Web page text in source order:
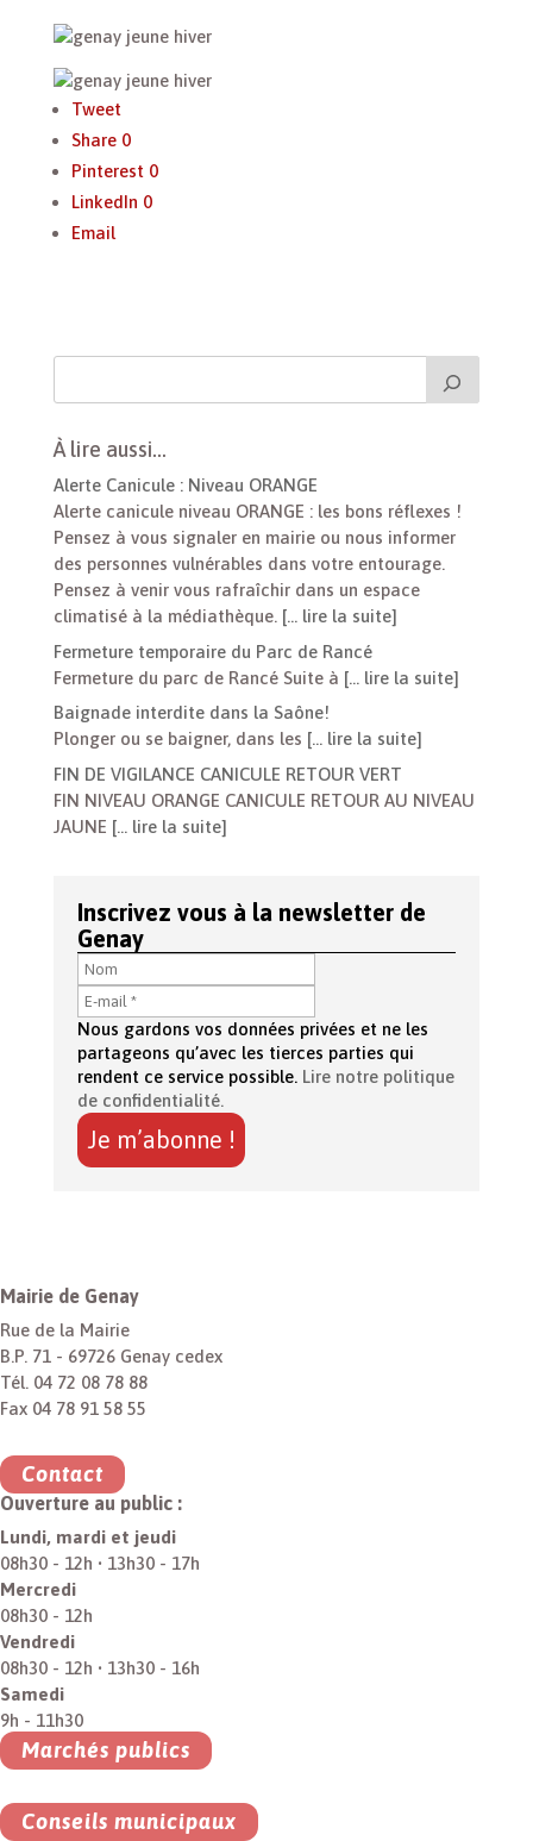
Tweet
Share 0
Pinterest 0
LinkedIn 0
Email
À lire aussi…
Alerte Canicule : Niveau ORANGE
Alerte canicule niveau ORANGE : les bons réflexes !
Pensez à vous signaler en mairie ou nous informer
des personnes vulnérables dans votre entourage.
Pensez à venir vous rafraîchir dans un espace
climatisé à la médiathèque. [… lire la suite]
Fermeture temporaire du Parc de Rancé
Fermeture du parc de Rancé Suite à [… lire la suite]
Baignade interdite dans la Saône!
Plonger ou se baigner, dans les [… lire la suite]
FIN DE VIGILANCE CANICULE RETOUR VERT
FIN NIVEAU ORANGE CANICULE RETOUR AU NIVEAU
JAUNE [… lire la suite]
Inscrivez vous à la newsletter de
Genay
Nous gardons vos données privées et ne les
partageons qu’avec les tierces parties qui
rendent ce service possible. Lire notre politique
de confidentialité.
Mairie de Genay
Rue de la Mairie
B.P. 71 - 69726 Genay cedex
Tél. 04 72 08 78 88
Fax 04 78 91 58 55
Contact
Ouverture au public :
Lundi, mardi et jeudi
08h30 - 12h • 13h30 - 17h
Mercredi
08h30 - 12h
Vendredi
08h30 - 12h • 13h30 - 16h
Samedi
9h - 11h30
Marchés publics
Conseils municipaux